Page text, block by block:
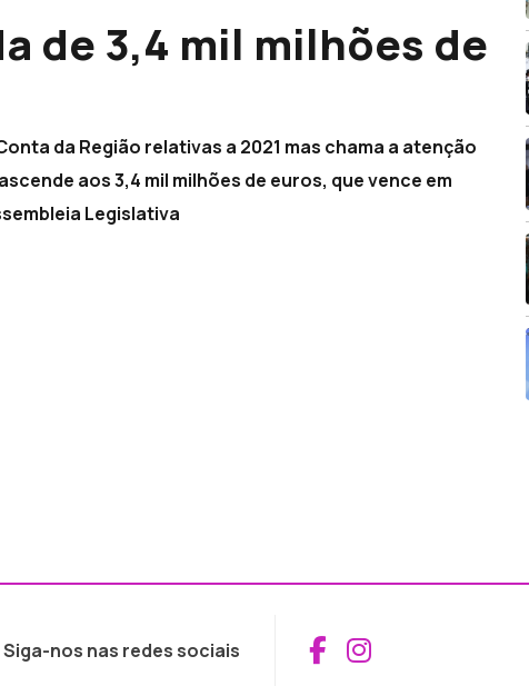
de 3,4 mil milhões de
da Região relativas a 2021 mas chama a atenção
aos 3,4 mil milhões de euros, que vence em
Legislativa
Siga-nos nas redes sociais Aceder ao
Aceder ao